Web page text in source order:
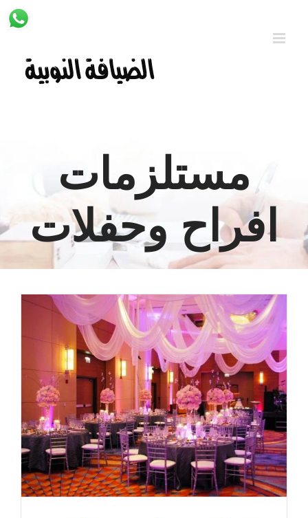
مستلزمات
افراح وحفلات